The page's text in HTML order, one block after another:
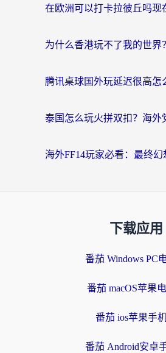
下载应用
番茄 Windows PC
番茄 macOS苹果
番茄 ios苹果手
番茄 Android安卓